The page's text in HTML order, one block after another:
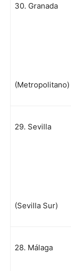
30. Granada
(Metropolitano)
29. Sevilla
(Sevilla Sur)
28. Málaga